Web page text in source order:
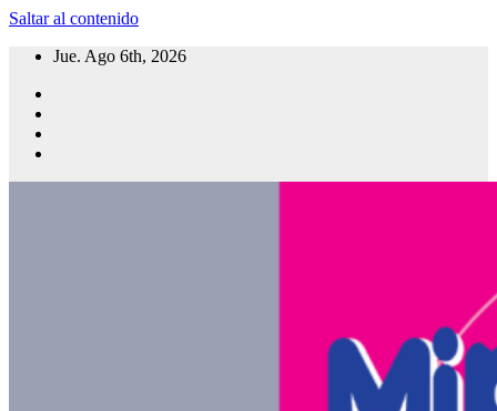
Saltar al contenido
Jue. Ago 6th, 2026